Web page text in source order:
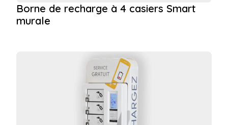
Borne de recharge à 4 casiers Smart
murale